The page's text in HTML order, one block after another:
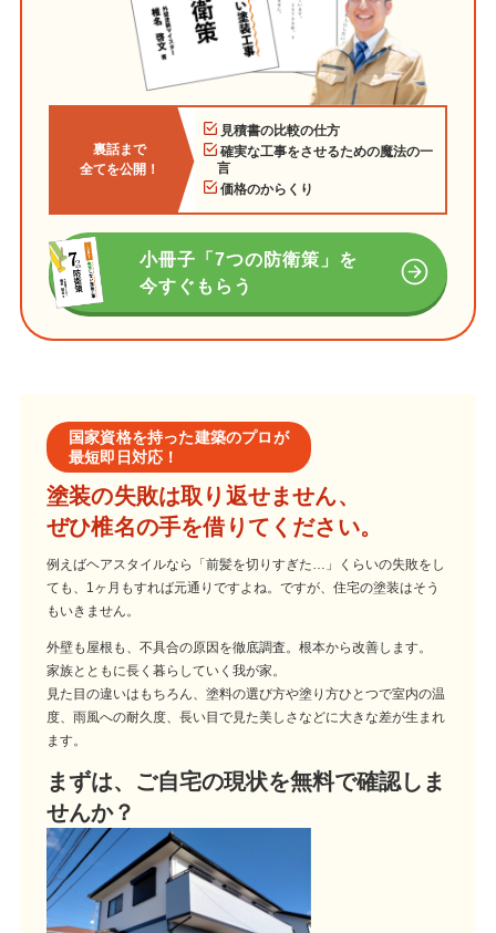
裏話まで
全てを公開！
見積書の比較の仕方
確実な工事をさせるための魔法の一
言
価格のからくり
小冊子「7つの防衛策」を
今すぐもらう
国家資格を持った建築のプロが
最短即日対応！
塗装の失敗は取り返せません、
ぜひ椎名の手を借りてください。
例えばヘアスタイルなら「前髪を切りすぎた…」くらいの失敗をし
ても、1ヶ月もすれば元通りですよね。ですが、住宅の塗装はそう
もいきません。
外壁も屋根も、不具合の原因を徹底調査。根本から改善します。
家族とともに長く暮らしていく我が家。
見た目の違いはもちろん、塗料の選び方や塗り方ひとつで室内の温
度、雨風への耐久度、長い目で見た美しさなどに大きな差が生まれ
ます。
まずは、ご自宅の現状を無料で確認しま
せんか？